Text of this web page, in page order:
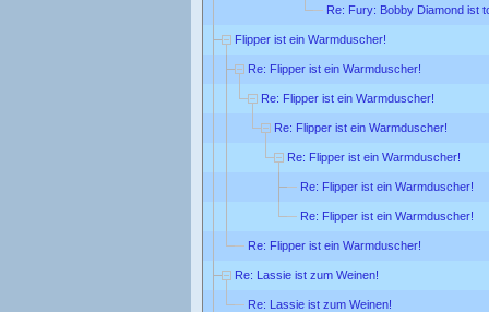
Re: Fury: Bobby Diamond ist
Flipper ist ein Warmduscher!
Re: Flipper ist ein Warmduscher!
Re: Flipper ist ein Warmduscher!
Re: Flipper ist ein Warmduscher!
Re: Flipper ist ein Warmduscher!
Re: Flipper ist ein Warmduscher!
Re: Flipper ist ein Warmduscher!
Re: Flipper ist ein Warmduscher!
Re: Lassie ist zum Weinen!
Re: Lassie ist zum Weinen!